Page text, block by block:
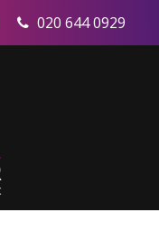
020 644 0929